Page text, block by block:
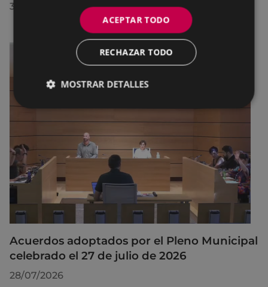
30/07/2026
Acuerdos adoptados por el Pleno Municipal
celebrado el 27 de julio de 2026
28/07/2026
ACEPTAR TODO
RECHAZAR TODO
MOSTRAR DETALLES